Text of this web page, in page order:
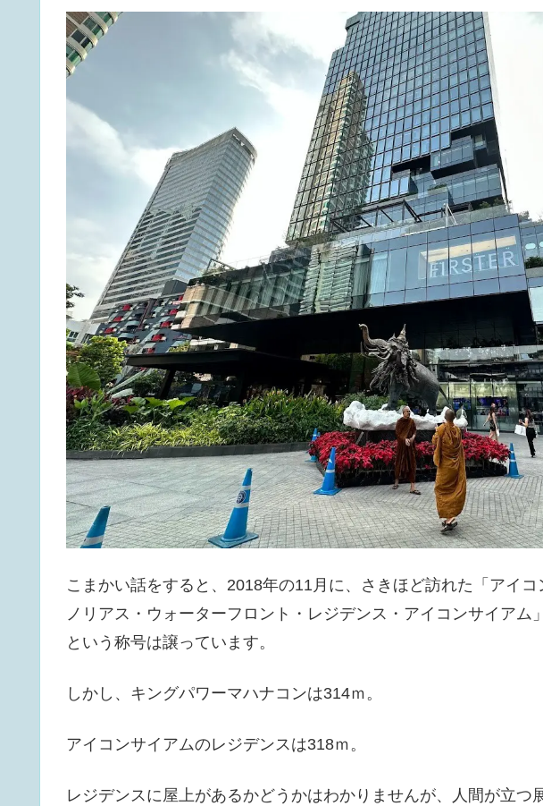
こまかい話をすると、2018年の11月に、さきほど訪れた「アイ
ノリアス・ウォーターフロント・レジデンス・アイコンサイアム
という称号は譲っています。
しかし、キングパワーマハナコンは314ｍ。
アイコンサイアムのレジデンスは318ｍ。
レジデンスに屋上があるかどうかはわかりませんが、人間が立つ